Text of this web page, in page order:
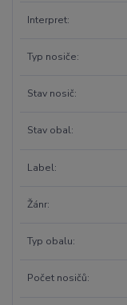
Interpret
Typ nosiče
Stav nosič
Stav obal
Label
Žánr
Typ obalu
Počet nosičů